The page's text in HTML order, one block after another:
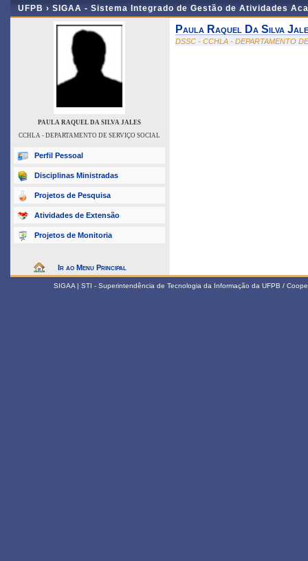
UFPB › SIGAA - Sistema Integrado de Gestão de Atividades
PAULA RAQUEL DA SILVA JALES
CCHLA - DEPARTAMENTO DE SERVIÇO SOCIAL
Perfil Pessoal
Disciplinas Ministradas
Projetos de Pesquisa
Atividades de Extensão
Projetos de Monitoria
Ir ao Menu Principal
Paula Raquel Da Silva
DSSC - CCHLA - DEPARTAMENTO
SIGAA | STI - Superintendência de Tecnologia da Informação da UFPB /